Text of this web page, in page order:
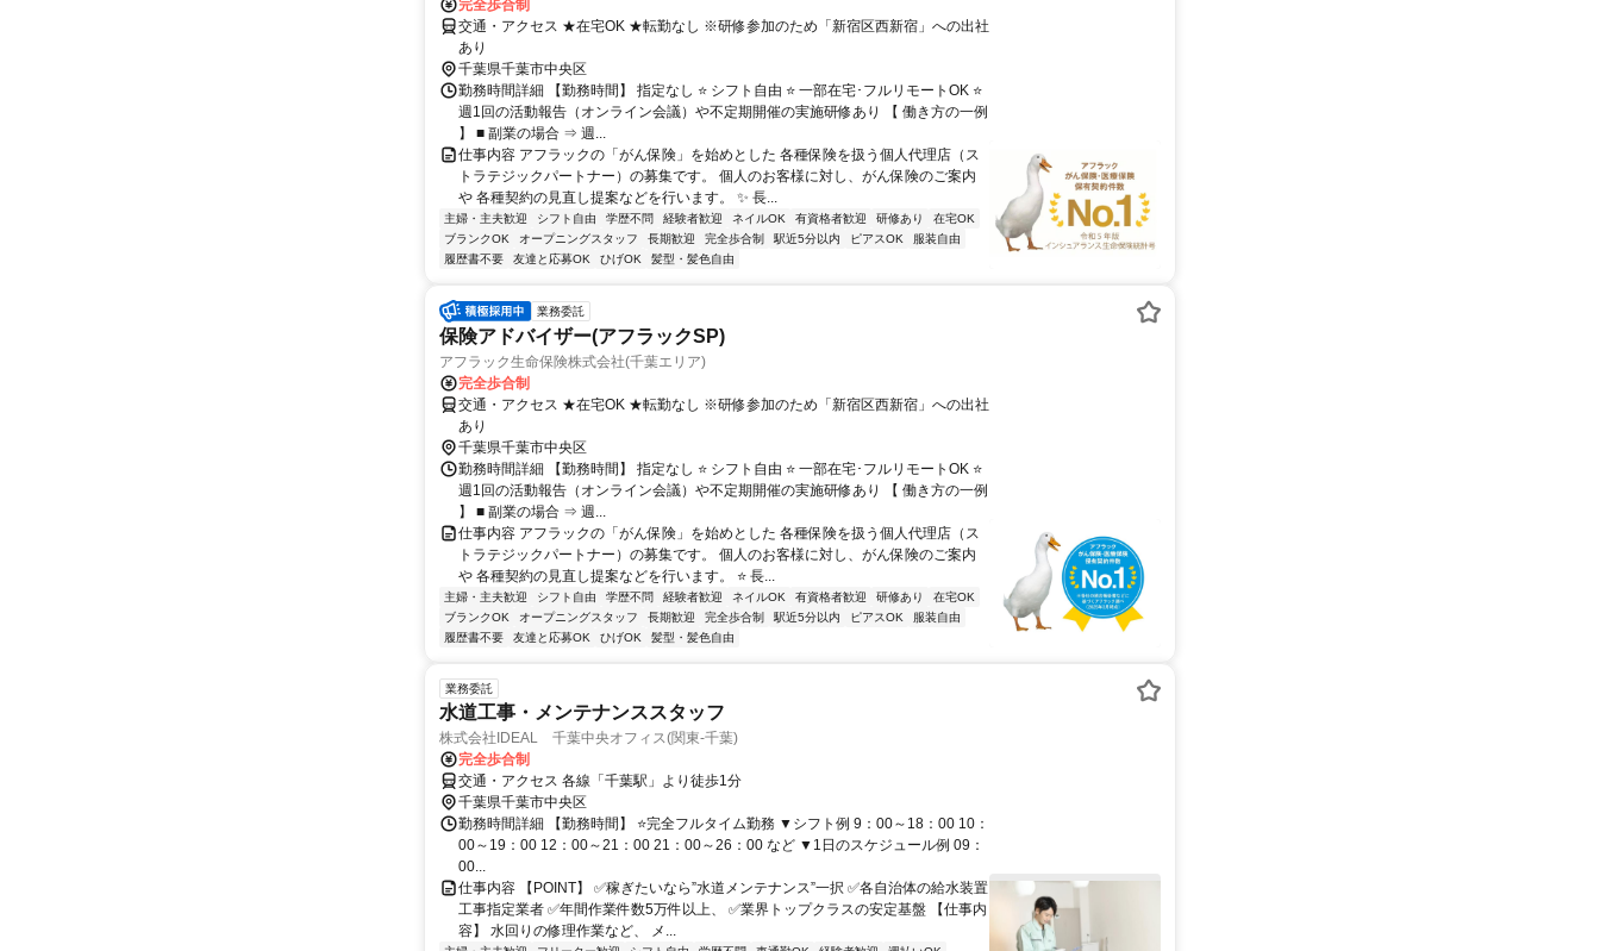
完全歩合制
交通・アクセス ★在宅OK ★転勤なし ※研修参加のため「新宿区西新宿」への出社
あり
千葉県千葉市中央区
勤務時間詳細 【勤務時間】 指定なし ⭐ シフト自由 ⭐ 一部在宅･フルリモートOK ⭐
週1回の活動報告（オンライン会議）や不定期開催の実施研修あり 【 働き方の一例
】 ■ 副業の場合 ⇒ 週...
仕事内容 アフラックの「がん保険」を始めとした 各種保険を扱う個人代理店（ス
トラテジックパートナー）の募集です。 個人のお客様に対し、がん保険のご案内
や 各種契約の見直し提案などを行います。 ✨ 長...
主婦・主夫歓迎 シフト自由 学歴不問 経験者歓迎 ネイルOK 有資格者歓迎 研修あり
在宅OK
ブランクOK
オープニングスタッフ 長期歓迎 完全歩合制 駅近5分以内 ピアスOK
服装自由
履歴書不要
友達と応募OK ひげOK 髪型・髪色自由
業務委託
保険アドバイザー(アフラックSP)
アフラック生命保険株式会社(千葉エリア)
完全歩合制
交通・アクセス ★在宅OK ★転勤なし ※研修参加のため「新宿区西新宿」への出社
あり
千葉県千葉市中央区
勤務時間詳細 【勤務時間】 指定なし ⭐ シフト自由 ⭐ 一部在宅･フルリモートOK ⭐
週1回の活動報告（オンライン会議）や不定期開催の実施研修あり 【 働き方の一例
】 ■ 副業の場合 ⇒ 週...
仕事内容 アフラックの「がん保険」を始めとした 各種保険を扱う個人代理店（ス
トラテジックパートナー）の募集です。 個人のお客様に対し、がん保険のご案内
や 各種契約の見直し提案などを行います。 ⭐ 長...
主婦・主夫歓迎 シフト自由 学歴不問 経験者歓迎 ネイルOK 有資格者歓迎 研修あり
在宅OK
ブランクOK
オープニングスタッフ 長期歓迎 完全歩合制 駅近5分以内 ピアスOK
服装自由
履歴書不要
友達と応募OK ひげOK 髪型・髪色自由
業務委託
水道工事・メンテナンススタッフ
株式会社IDEAL 千葉中央オフィス(関東-千葉)
完全歩合制
交通・アクセス 各線「千葉駅」より徒歩1分
千葉県千葉市中央区
勤務時間詳細 【勤務時間】 ⭐完全フルタイム勤務 ▼シフト例 9：00～18：00 10：
00～19：00 12：00～21：00 21：00～26：00 など ▼1日のスケジュール例 09：
00...
仕事内容 【POINT】 ✅稼ぎたいなら”水道メンテナンス”一択 ✅各自治体の給水装置
工事指定業者 ✅年間作業件数5万件以上、 ✅業界トップクラスの安定基盤 【仕事内
容】 水回りの修理作業など、 メ...